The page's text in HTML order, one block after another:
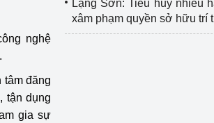
nghệ
đăng
tận dụng
gia sự
Lạng Sơn: Tiêu hủy nhiều
xâm phạm quyền sở hữu trí